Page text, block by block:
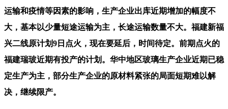
运输和疫情等因素的影响，生产企业出库近期增加的幅度不
大，基本以少量短途运输为主，长途运输数量不大。福建新福
兴二线原计划9日点火，现在要延后，时间待定。前期点火的
福建瑞玻近期有投产的计划。华中地区玻璃生产企业近期已稳
定生产为主，部分生产企业的原材料紧张的局面短期难以解
决，继续限产。